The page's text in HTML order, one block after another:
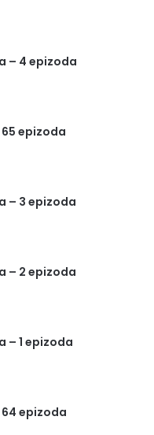
– 4 epizoda
epizoda
– 3 epizoda
– 2 epizoda
– 1 epizoda
epizoda